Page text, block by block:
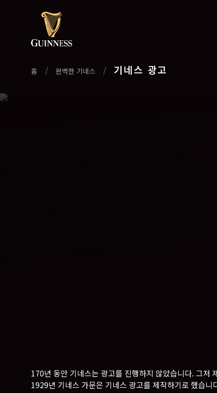
홈 / 완벽한 기네스 / 기네스 광고
170년 동안 기네스는 광고를 진행하지 않았습니다. 그저
1929년 기네스 가문은 기네스 광고를 제작하기로 했습